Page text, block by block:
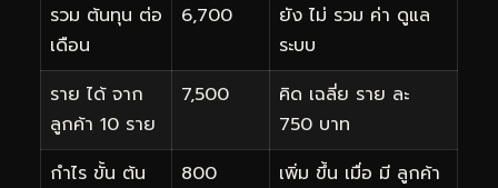
รวม ต้นทุน ต่อ
เดือน
6,700
ยัง ไม่ รวม ค่า ดูแล
ระบบ
ราย ได้ จาก
ลูกค้า 10 ราย
7,500
คิด เฉลี่ย ราย ละ
750 บาท
กำไร ขั้น ต้น
800
เพิ่ม ขึ้น เมื่อ มี ลูกค้า